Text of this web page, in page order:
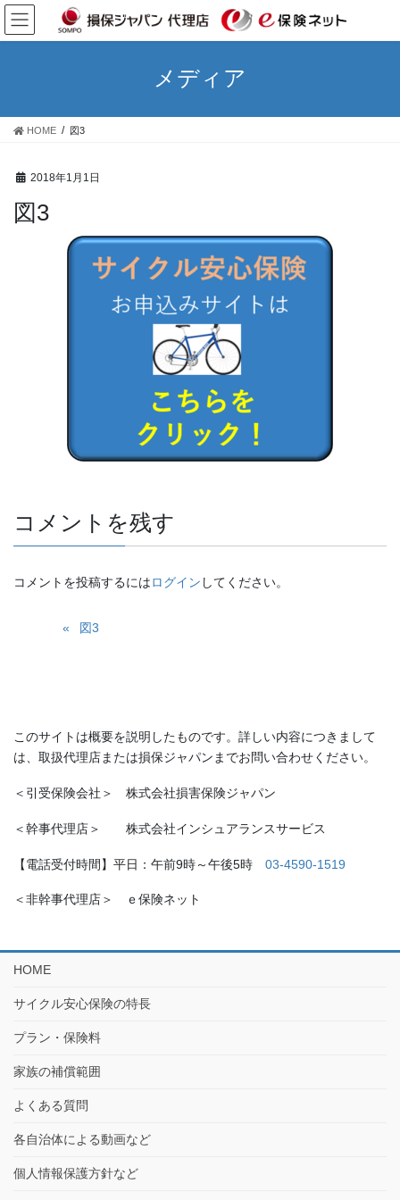
コ
ン
テ
ス
ナ
ビ
ゲ
ン
メディア
HOME 図3
2018年1月1日
図3
コメントを残す
コメントを投稿するにはログイン してください。
図3
このサイトは概要を説明したものです。詳しい内容につきまして
は、取扱代理店または損保ジャパンまでお問い合わせください。
＜引受保険会社＞ 株式会社損害保険ジャパン
＜幹事代理店＞ 株式会社インシュアランスサービス
【電話受付時間】平日：午前9時～午後5時 03-4590-1519
＜非幹事代理店＞ ｅ保険ネット
HOME
サイクル安心保険の特長
プラン・保険料
家族の補償範囲
よくある質問
各自治体による動画など
個人情報保護方針など